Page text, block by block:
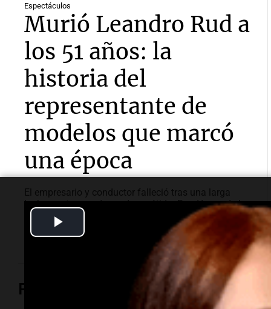
Espectáculos
Murió Leandro Rud a
los 51 años: la
historia del
representante de
modelos que marcó
una época
El empresario y conductor falleció tras una larga
lucha contra un cáncer de parótida. Fundó una de las
agencias de modelos más reconocidas y luego volcó
su historia a la televisión.
Política y Economía